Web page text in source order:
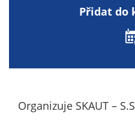
Přidat do
Organizuje SKAUT –